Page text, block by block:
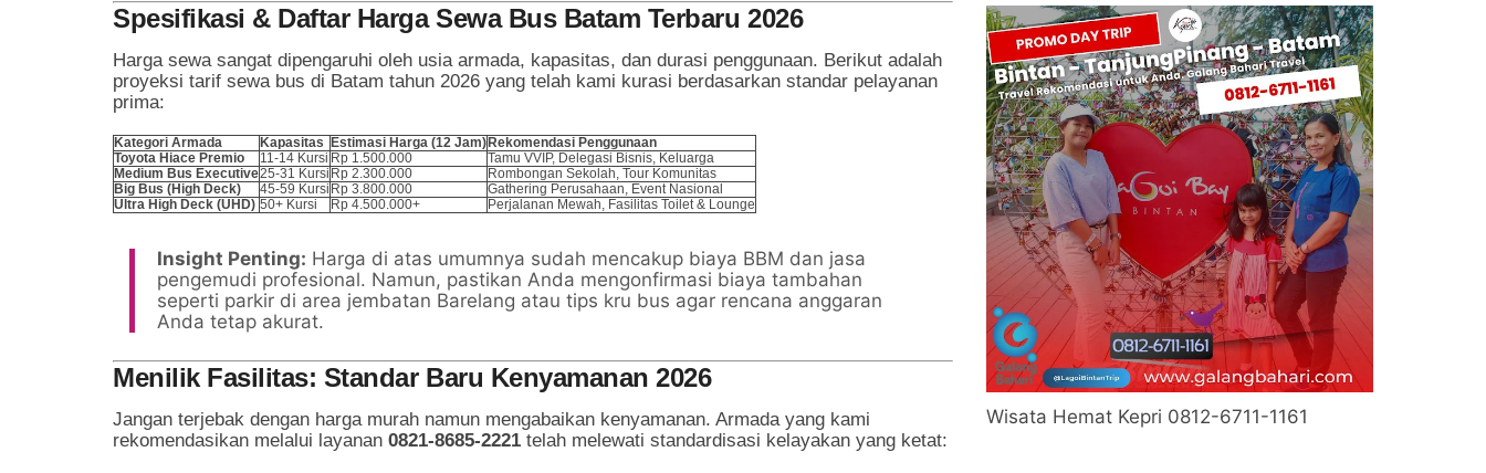
Spesifikasi & Daftar Harga Sewa Bus Batam Terbaru 2026
Harga sewa sangat dipengaruhi oleh usia armada, kapasitas, dan durasi penggunaan. Berikut adalah
proyeksi tarif sewa bus di Batam tahun 2026 yang telah kami kurasi berdasarkan standar pelayanan
prima:
Kategori Armada Kapasitas Estimasi Harga (12 Jam)Rekomendasi Penggunaan
Toyota Hiace Premio
11-14 Kursi Rp 1.500.000
Tamu VVIP, Delegasi Bisnis, Keluarga
Medium Bus Executive25-31 Kursi Rp 2.300.000
Rombongan Sekolah, Tour Komunitas
Big Bus (High Deck)
45-59 Kursi Rp 3.800.000
Gathering Perusahaan, Event Nasional
Ultra High Deck (UHD) 50+ Kursi Rp 4.500.000+ Perjalanan Mewah, Fasilitas Toilet & Lounge
Insight Penting: Harga di atas umumnya sudah mencakup biaya BBM dan jasa
pengemudi profesional. Namun, pastikan Anda mengonfirmasi biaya tambahan
seperti parkir di area jembatan Barelang atau tips kru bus agar rencana anggaran
Anda tetap akurat.
Menilik Fasilitas: Standar Baru Kenyamanan 2026
Jangan terjebak dengan harga murah namun mengabaikan kenyamanan. Armada yang kami
rekomendasikan melalui layanan 0821-8685-2221 telah melewati standardisasi kelayakan yang ketat:
Wisata Hemat Kepri 0812-6711-1161